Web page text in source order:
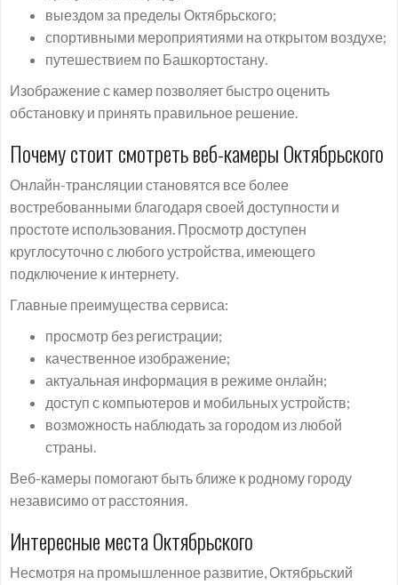
выездом за пределы Октябрьского;
спортивными мероприятиями на открытом воздухе;
путешествием по Башкортостану.
Изображение с камер позволяет быстро оценить
обстановку и принять правильное решение.
Почему стоит смотреть веб-камеры Октябрьского
Онлайн-трансляции становятся все более
востребованными благодаря своей доступности и
простоте использования. Просмотр доступен
круглосуточно с любого устройства, имеющего
подключение к интернету.
Главные преимущества сервиса:
просмотр без регистрации;
качественное изображение;
актуальная информация в режиме онлайн;
доступ с компьютеров и мобильных устройств;
возможность наблюдать за городом из любой
страны.
Веб-камеры помогают быть ближе к родному городу
независимо от расстояния.
Интересные места Октябрьского
Несмотря на промышленное развитие, Октябрьский